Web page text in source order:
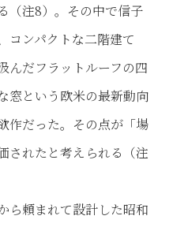
（注8）。その中で信子
コンパクトな二階建て
んだフラットルーフの四
窓という欧米の最新動向
作だった。その点が「場
されたと考えられる（注
ら頼まれて設計した昭和